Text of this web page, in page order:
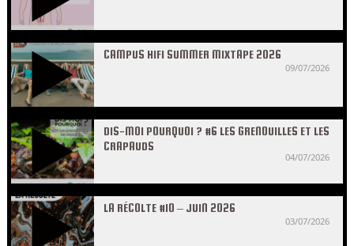
CAMPUS HIFI SUMMER MIXTAPE 2026
09/07/2026
DIS-MOI POURQUOI ? #6 LES GRENOUILLES ET LES
CRAPAUDS
04/07/2026
LA RÉCOLTE #10 – JUIN 2026
03/07/2026